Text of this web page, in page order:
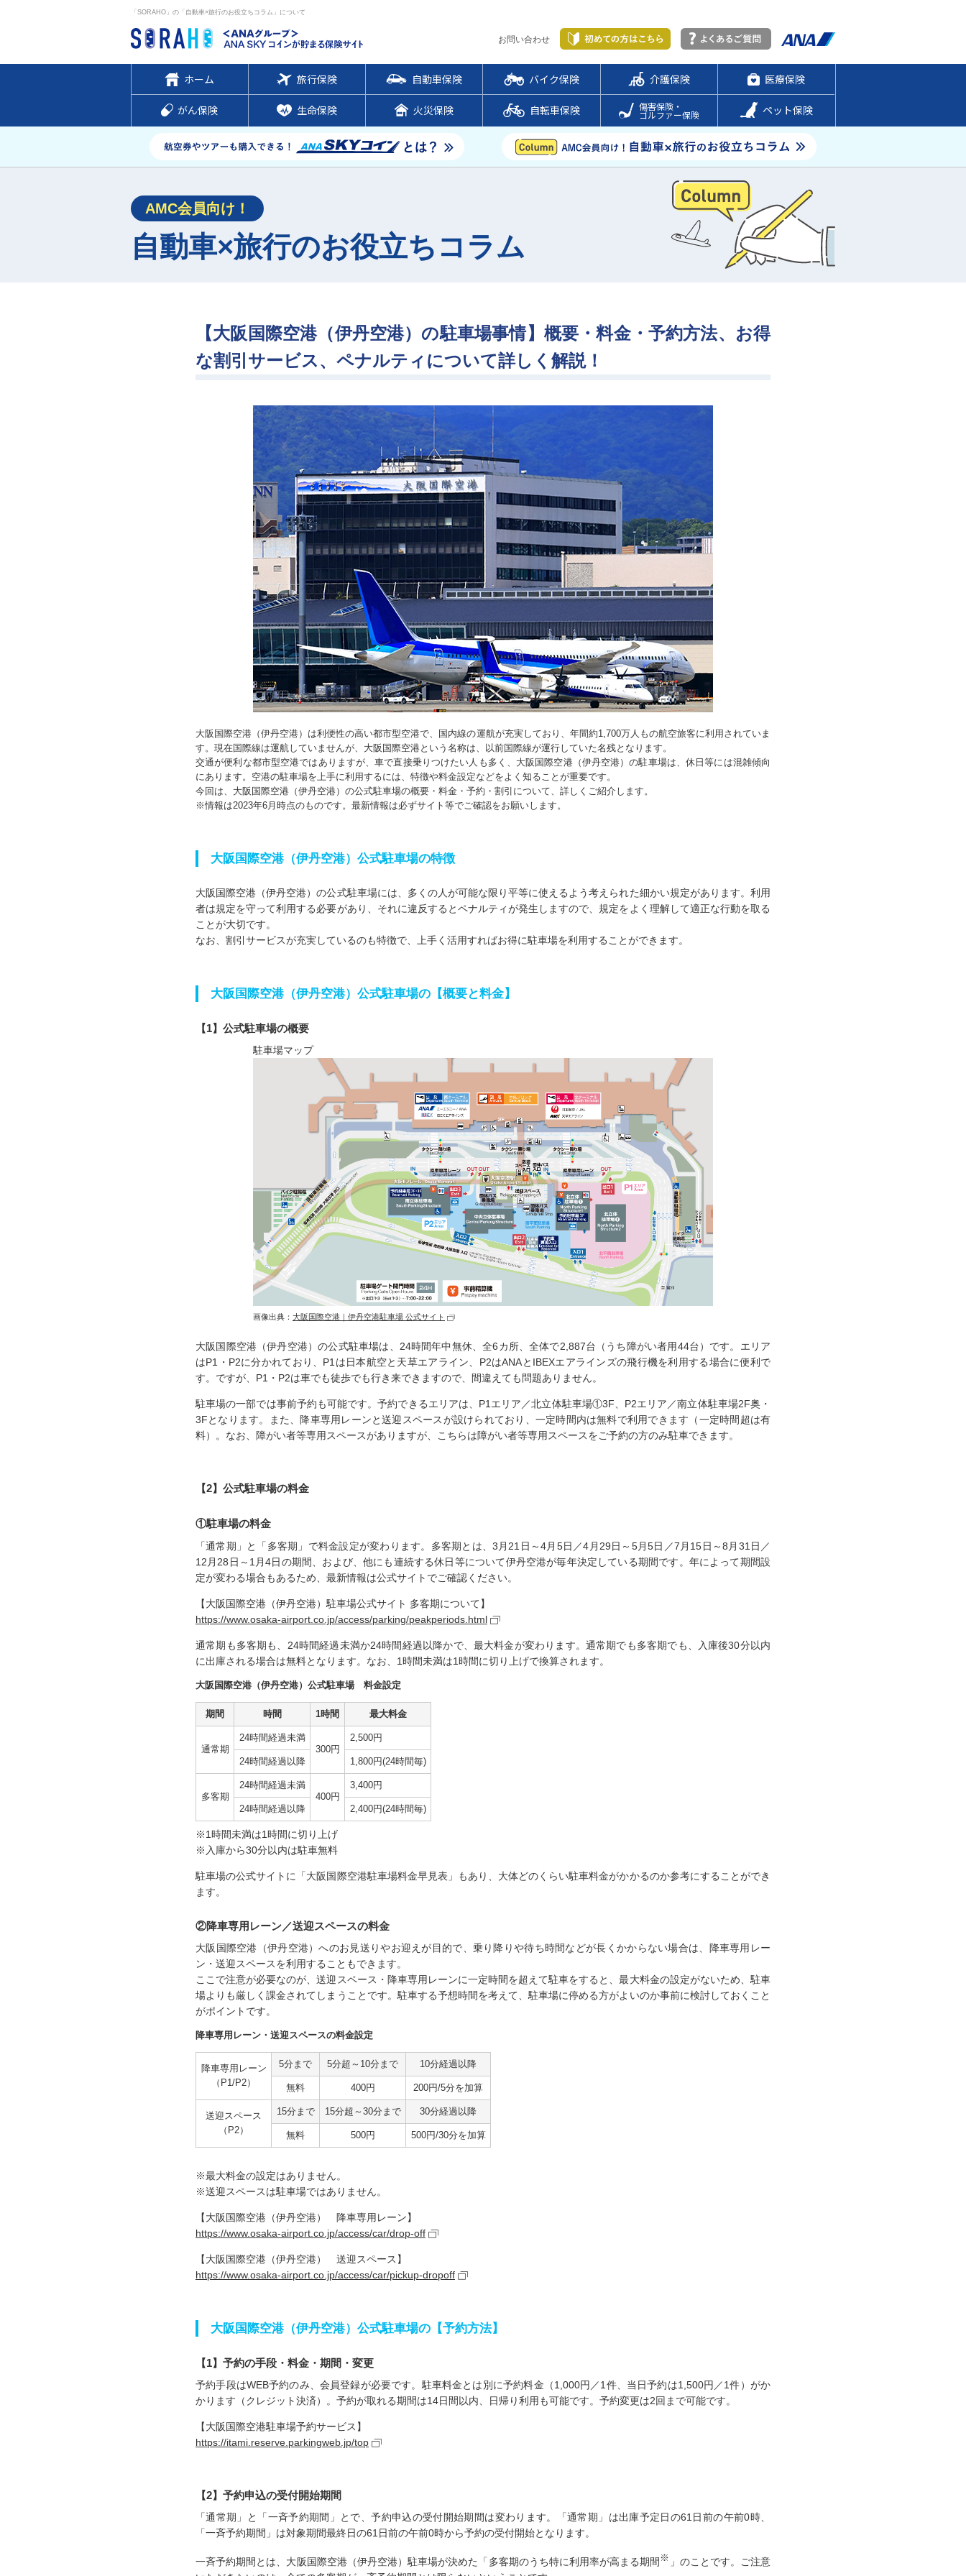
「SORAHO」の「自動車×旅行のお役立ちコラム」について
お問い合わせ
ホーム 旅行保険 自動車保険 バイク保険 介護保険 医療保険
がん保険 生命保険 火災保険 自転車保険 傷害保険・
ゴルファー保険 ペット保険
AMC会員向け！
自動車×旅行のお役立ちコラム
【大阪国際空港（伊丹空港）の駐車場事情】概要・料金・予約方法、お得
な割引サービス、ペナルティについて詳しく解説！
大阪国際空港（伊丹空港）は利便性の高い都市型空港で、国内線の運航が充実しており、年間約1,700万人もの航空旅客に利用されていま
す。現在国際線は運航していませんが、大阪国際空港という名称は、以前国際線が運行していた名残となります。
交通が便利な都市型空港ではありますが、車で直接乗りつけたい人も多く、大阪国際空港（伊丹空港）の駐車場は、休日等には混雑傾向
にあります。空港の駐車場を上手に利用するには、特徴や料金設定などをよく知ることが重要です。
今回は、大阪国際空港（伊丹空港）の公式駐車場の概要・料金・予約・割引について、詳しくご紹介します。
※情報は2023年6月時点のものです。最新情報は必ずサイト等でご確認をお願いします。
大阪国際空港（伊丹空港）公式駐車場の特徴
大阪国際空港（伊丹空港）の公式駐車場には、多くの人が可能な限り平等に使えるよう考えられた細かい規定があります。利用
者は規定を守って利用する必要があり、それに違反するとペナルティが発生しますので、規定をよく理解して適正な行動を取る
ことが大切です。
なお、割引サービスが充実しているのも特徴で、上手く活用すればお得に駐車場を利用することができます。
大阪国際空港（伊丹空港）公式駐車場の【概要と料金】
【1】公式駐車場の概要
駐車場マップ
画像出典： 大阪国際空港｜伊丹空港駐車場 公式サイト
大阪国際空港（伊丹空港）の公式駐車場は、24時間年中無休、全6カ所、全体で2,887台（うち障がい者用44台）です。エリア
はP1・P2に分かれており、P1は日本航空と天草エアライン、P2はANAとIBEXエアラインズの飛行機を利用する場合に便利で
す。ですが、P1・P2は車でも徒歩でも行き来できますので、間違えても問題ありません。
駐車場の一部では事前予約も可能です。予約できるエリアは、P1エリア／北立体駐車場①3F、P2エリア／南立体駐車場2F奥・
3Fとなります。また、降車専用レーンと送迎スペースが設けられており、一定時間内は無料で利用できます（一定時間超は有
料）。なお、障がい者等専用スペースがありますが、こちらは障がい者等専用スペースをご予約の方のみ駐車できます。
【2】公式駐車場の料金
①駐車場の料金
「通常期」と「多客期」で料金設定が変わります。多客期とは、3月21日～4月5日／4月29日～5月5日／7月15日～8月31日／
12月28日～1月4日の期間、および、他にも連続する休日等について伊丹空港が毎年決定している期間です。年によって期間設
定が変わる場合もあるため、最新情報は公式サイトでご確認ください。
【大阪国際空港（伊丹空港）駐車場公式サイト 多客期について】
https://www.osaka-airport.co.jp/access/parking/peakperiods.html
通常期も多客期も、24時間経過未満か24時間経過以降かで、最大料金が変わります。通常期でも多客期でも、入庫後30分以内
に出庫される場合は無料となります。なお、1時間未満は1時間に切り上げで換算されます。
大阪国際空港（伊丹空港）公式駐車場 料金設定
期間 時間 1時間 最大料金
通常期
24時間経過未満
300円
2,500円
24時間経過以降 1,800円(24時間毎)
多客期
24時間経過未満
400円
3,400円
24時間経過以降 2,400円(24時間毎)
※1時間未満は1時間に切り上げ
※入庫から30分以内は駐車無料
駐車場の公式サイトに「大阪国際空港駐車場料金早見表」もあり、大体どのくらい駐車料金がかかるのか参考にすることができ
ます。
②降車専用レーン／送迎スペースの料金
大阪国際空港（伊丹空港）へのお見送りやお迎えが目的で、乗り降りや待ち時間などが長くかからない場合は、降車専用レー
ン・送迎スペースを利用することもできます。
ここで注意が必要なのが、送迎スペース・降車専用レーンに一定時間を超えて駐車をすると、最大料金の設定がないため、駐車
場よりも厳しく課金されてしまうことです。駐車する予想時間を考えて、駐車場に停める方がよいのか事前に検討しておくこと
がポイントです。
降車専用レーン・送迎スペースの料金設定
降車専用 レーン
（P1/P2）
5分まで 5分超～ 10分まで 10分経過 以降
無料 400円 200円/5分を加算
送迎スペース
（P2）
15分まで 15分超～ 30分まで 30分経過 以降
無料 500円 500円/30分を加算
※最大料金の設定はありません。
※送迎スペースは駐車場ではありません。
【大阪国際空港（伊丹空港） 降車専用レーン】
https://www.osaka-airport.co.jp/access/car/drop-off
【大阪国際空港（伊丹空港） 送迎スペース】
https://www.osaka-airport.co.jp/access/car/pickup-dropoff
大阪国際空港（伊丹空港）公式駐車場の【予約方法】
【1】予約の手段・料金・期間・変更
予約手段はWEB予約のみ、会員登録が必要です。駐車料金とは別に予約料金（1,000円／1件、当日予約は1,500円／1件）がか
かります（クレジット決済）。予約が取れる期間は14日間以内、日帰り利用も可能です。予約変更は2回まで可能です。
【大阪国際空港駐車場予約サービス】
https://itami.reserve.parkingweb.jp/top
【2】予約申込の受付開始期間
「通常期」と「一斉予約期間」とで、予約申込の受付開始期間は変わります。「通常期」は出庫予定日の61日前の午前0時、
「一斉予約期間」は対象期間最終日の61日前の午前0時から予約の受付開始となります。
一斉予約期間とは、大阪国際空港（伊丹空港）駐車場が決めた「多客期のうち特に利用率が高まる期間 ※ 」のことです。ご注意